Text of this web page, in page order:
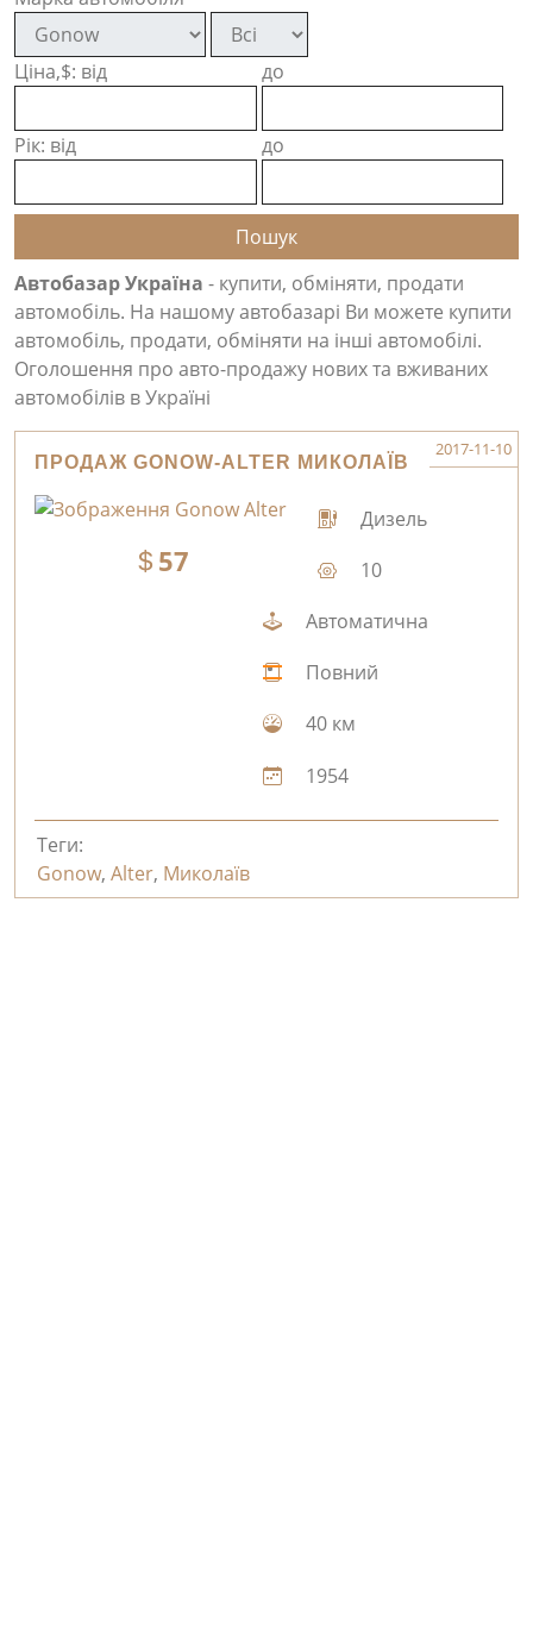
Ціна,$: від до
Рік: від до
Автобазар Україна - купити, обміняти, продати
автомобіль. На нашому автобазарі Ви можете купити
автомобіль, продати, обміняти на інші автомобілі.
Оголошення про авто-продажу нових та вживаних
автомобілів в Україні
ПРОДАЖ GONOW-ALTER МИКОЛАЇВ
2017-11-10
57
Дизель
10
Автоматична
Повний
40 км
1954
Теги:
Gonow, Alter, Миколаїв